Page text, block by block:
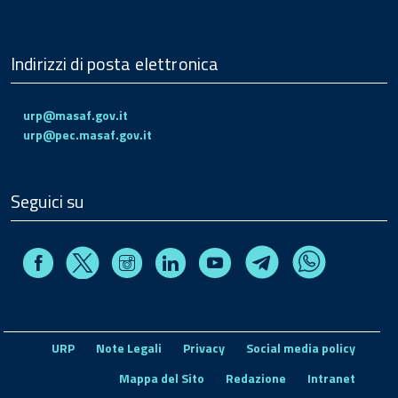
Indirizzi di posta elettronica
urp@masaf.gov.it
urp@pec.masaf.gov.it
Seguici su
FacebookX InstagramLinkedin Youtube TelegramWhatsapp
URP Note Legali Privacy
Social media policy
Mappa del Sito
Redazione
Intranet